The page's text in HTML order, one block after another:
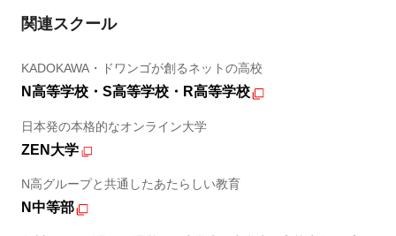
関連スクール
KADOKAWA・ドワンゴが創るネットの高校
N高等学校・S高等学校・R高等学校
日本発の本格的なオンライン大学
ZEN大学
N高グループと共通したあたらしい教育
N中等部